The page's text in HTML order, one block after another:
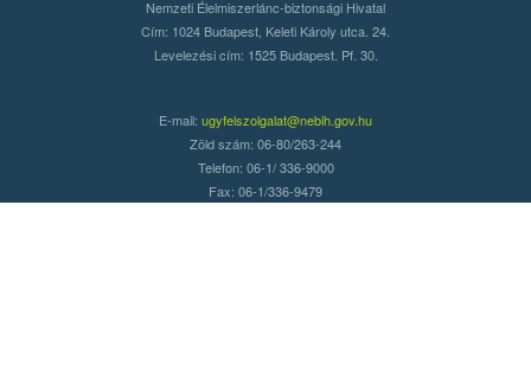
Nemzeti Élelmiszerlánc-biztonsági Hivatal
Cím: 1024 Budapest, Keleti Károly utca. 24.
Levelezési cím: 1525 Budapest. Pf. 30.
E-mail: ugyfelszolgalat@nebih.gov.hu
Zöld szám: 06-80/263-244
Telefon: 06-1/ 336-9000
Fax: 06-1/336-9479